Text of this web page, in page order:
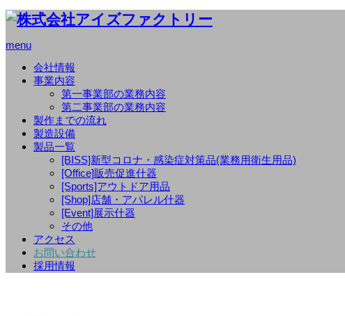
menu
会社情報
事業内容
第一事業部の業務内容
第二事業部の業務内容
製作までの流れ
製造設備
製品一覧
[BISS]新型コロナ・感染症対策品(業務用衛生用品)
[Office]販売促進什器
[Sports]アウトドア用品
[Shop]店舗・アパレル什器
[Event]展示什器
その他
アクセス
お問い合わせ
採用情報